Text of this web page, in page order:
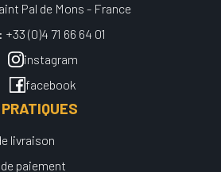
Pal de Mons - France
+33 (0)4 71 66 64 01
instagram
facebook
livraison
paiement